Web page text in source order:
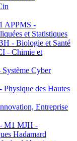
APPMS -
et Statistiques
- Biologie et Santé
- Chimie et
Cyber
des Hautes
Entreprise
M1 MJH -
Hadamard